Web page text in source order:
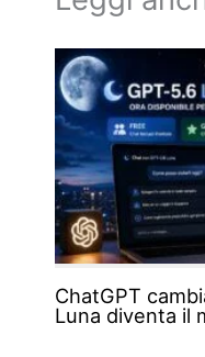
ChatGPT
Luna diventa il